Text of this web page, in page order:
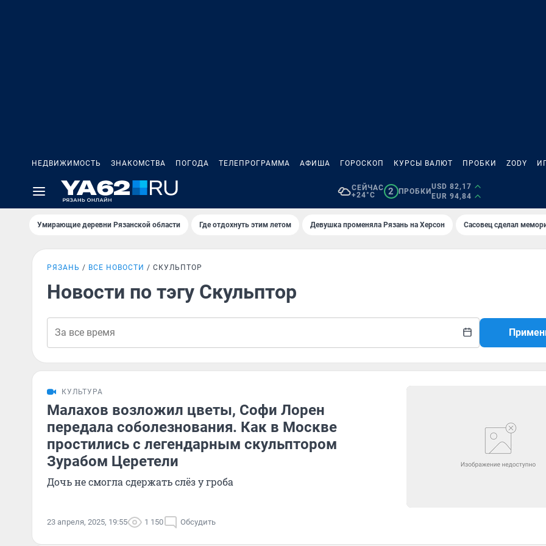
НЕДВИЖИМОСТЬ ЗНАКОМСТВА ПОГОДА ТЕЛЕПРОГРАММА АФИША ГОРОСКОП КУРСЫ ВАЛЮТ ПРОБКИ ZODY
СЕЙЧАС
+24°C
2 ПРОБКИ
USD 82,17
EUR 94,84
Умирающие деревни Рязанской области Где отдохнуть этим летом Девушка променяла Рязань на Херсон Сасовец сделал
РЯЗАНЬ ВСЕ НОВОСТИ СКУЛЬПТОР
Новости по тэгу Скульптор
КУЛЬТУРА
Малахов возложил цветы, Софи Лорен
передала соболезнования. Как в Москве
простились с легендарным скульптором
Зурабом Церетели
Дочь не смогла сдержать слёз у гроба
23 апреля, 2025, 19:55 1 150 Обсудить